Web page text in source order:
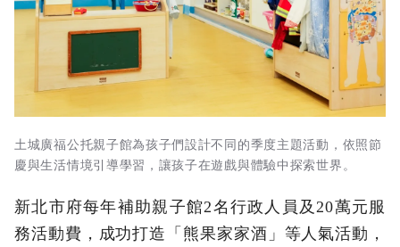
土城廣福公托親子館為孩子們設計不同的季度主題活動，依照節
慶與生活情境引導學習，讓孩子在遊戲與體驗中探索世界。
新北市府每年補助親子館2名行政人員及20萬元服
務活動費，成功打造「熊果家家酒」等人氣活動，